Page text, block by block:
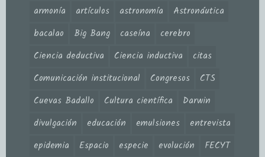
armonía
artículos astronomía
Astronáutica
bacalao
Big Bang caseína
cerebro
Ciencia deductiva
Ciencia inductiva
citas
Comunicación institucional
Congresos
CTS
Cuevas Badallo
Cultura científica
Darwin
divulgación
educación emulsiones
entrevista
epidemia
Espacio especie evolución
FECYT